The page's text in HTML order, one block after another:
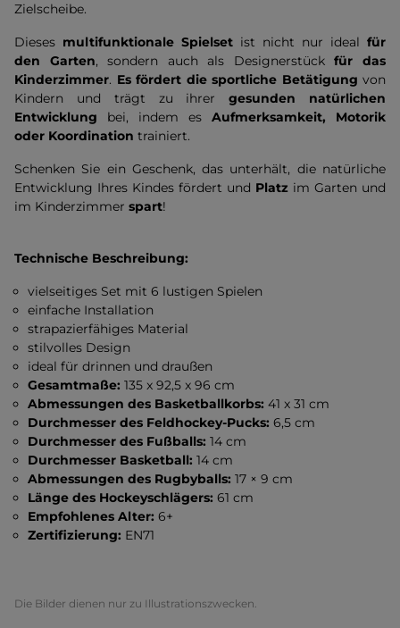
Zielscheibe.
Dieses multifunktionale Spielset ist nicht nur ideal für
den Garten, sondern auch als Designerstückfür das
Kinderzimmer. Es fördert die sportliche Betätigung von
Kindern und trägt zu ihrergesunden natürlichen
Entwicklung bei, indem es Aufmerksamkeit, Motorik
oder Koordination trainiert.
Schenken Sie ein Geschenk, das unterhält, die natürliche
Entwicklung Ihres Kindes fördert und Platz im Garten und
im Kinderzimmer spart!
Technische Beschreibung:
vielseitiges Set mit 6 lustigen Spielen
einfache Installation
strapazierfähiges Material
stilvolles Design
ideal für drinnen und draußen
Gesamtmaße:135 x 92,5 x 96 cm
Abmessungen des Basketballkorbs: 41 x 31 cm
Durchmesser des Feldhockey-Pucks: 6,5 cm
Durchmesser des Fußballs: 14 cm
Durchmesser Basketball: 14 cm
Abmessungen des Rugbyballs: 17 × 9 cm
Länge des Hockeyschlägers: 61 cm
Empfohlenes Alter:6+
Zertifizierung: EN71
Die Bilder dienen nur zu Illustrationszwecken.